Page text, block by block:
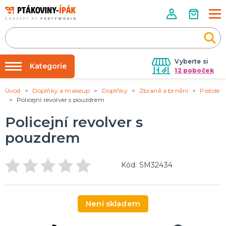
Vyberte si
12 poboček
Půjčovna kostýmů
Nafukování balónků
Prodejny
Rozvoz
Párty Blog
Kategorie
PÁRTY DOPLŇKY
Tématické párty
KARNEVALOVÉ KOSTÝMY
Kostýmy pro dospělé
Kostýmy pro děti
DOPLŇKY A MAKEUP
Úvod Doplňky a makeup Doplňky Zbraně a brnění
Pistole
Policejní revolver s pouzdrem
Policejní revolver s
pouzdrem
Kód: SM32434
Není skladem